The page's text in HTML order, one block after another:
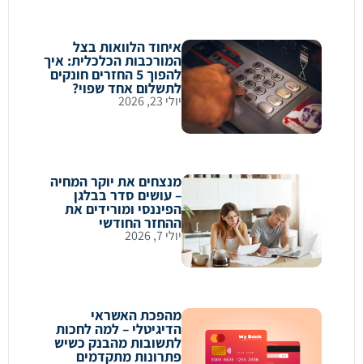
איחוד הלוואות בצל
המורכבות הכלכלית: איך
להפוך 5 החזרים חונקים
לתשלום אחד שפוי?
יולי 23, 2026
מנצחים את יוקר המחיה
– עושים סדר בבלגן
הפיננסי ומורידים את
ההחזר החודשי
יולי 7, 2026
מהפכת האשראי
הדיגיטלי – למה לחכות
לתשובות מהבנק כשיש
פתרונות מתקדמים